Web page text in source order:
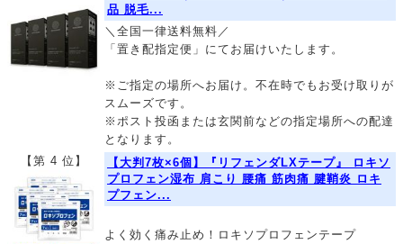
品 脱毛...
＼全国一律送料無料／
「置き配指定便」にてお届けいたします。
※ご指定の場所へお届け。不在時でもお受け取りが
スムーズです。
※ポスト投函または玄関前などの指定場所への配達
となります。
【第 4 位】
【大判7枚×6個】『リフェンダLXテープ』 ロキソ
プロフェン湿布 肩こり 腰痛 筋肉痛 腱鞘炎 ロキ
プフェン...
よく効く痛み止め！ロキソプロフェンテープ